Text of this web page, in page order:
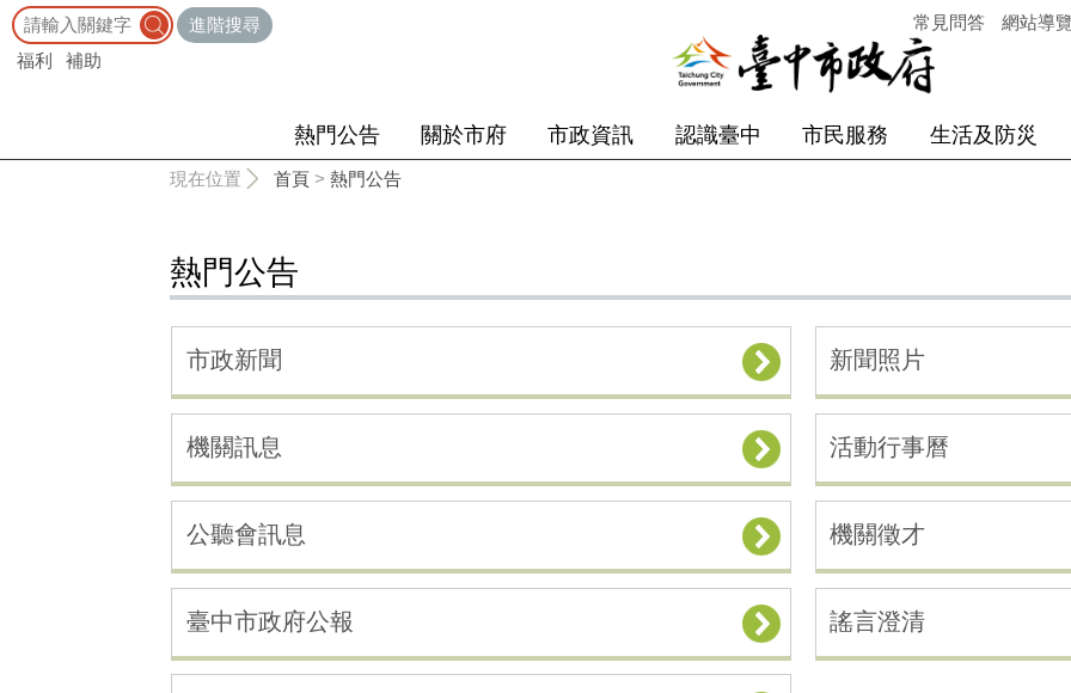
進階搜尋
福利
補助
常見問答 網站導
熱門公告 關於市府 市政資訊 認識臺中 市民服務 生活及防災
現在位置 首頁 > 熱門公告
熱門公告
市政新聞 新聞照片
機關訊息 活動行事曆
公聽會訊息 機關徵才
臺中市政府公報 謠言澄清